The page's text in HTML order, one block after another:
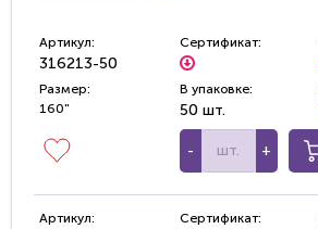
Артикул:
316213-50
Сертификат:
Размер:
160"
В упаковке:
50 шт.
- +
Артикул: Сертификат: